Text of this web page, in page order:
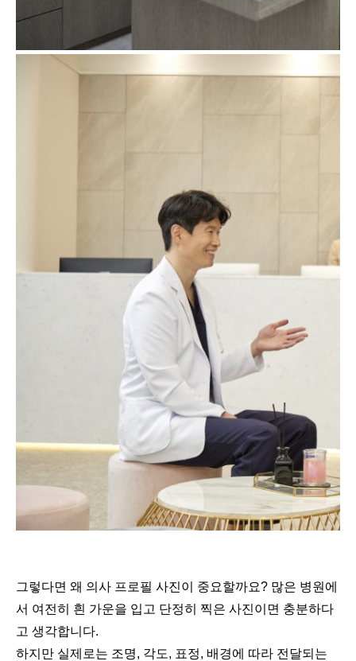
그렇다면 왜 의사 프로필 사진이 중요할까요? 많은 병원에
서 여전히 흰 가운을 입고 단정히 찍은 사진이면 충분하다
고 생각합니다.
하지만 실제로는 조명, 각도, 표정, 배경에 따라 전달되는